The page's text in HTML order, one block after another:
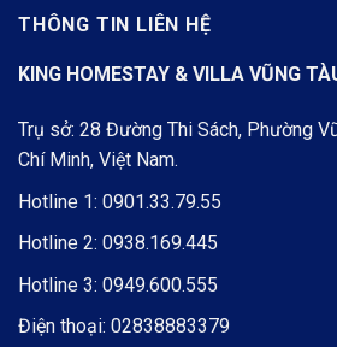
THÔNG TIN LIÊN HỆ
KING HOMESTAY & VILLA VŨNG
Trụ sở: 28 Đường Thi Sách, Phường
Chí Minh, Việt Nam.
Hotline 1: 0901.33.79.55
Hotline 2: 0938.169.445
Hotline 3: 0949.600.555
Điện thoại: 02838883379